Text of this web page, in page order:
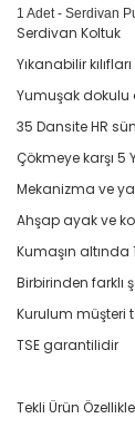
1 Adet - Serdivan
Serdivan Koltuk
Yıkanabilir
Yumuşak dokulu
35 Dansite HR
Çökmeye karşı 5
Mekanizma ve
Ahşap ayak ve
Kumaşın
Birbirinden farklı
Kurulum müşteri
TSE garantilidir
Tekli Ürün